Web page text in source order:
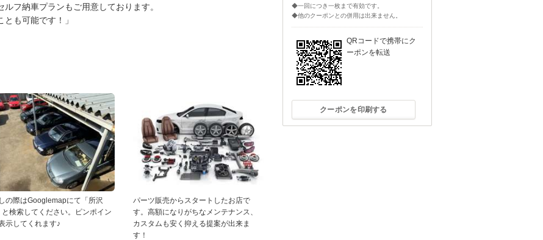
フ納車プランもご用意しております。
も可能です！」
の際はGooglemapにて「所沢
と検索してください。ピンポイン
示してくれます♪
パーツ販売からスタートしたお店で
す。高額になりがちなメンテナンス、
カスタムも安く抑える提案が出来ま
す！
◆一回につき一枚まで有効です。
◆他のクーポンとの併用は出来ません。
QRコードで携帯にク
ーポンを転送
クーポンを印刷する